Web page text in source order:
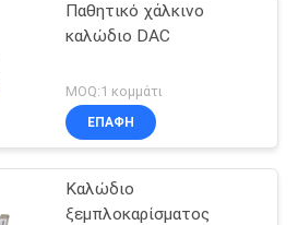
Παθητικό χάλκινο
καλώδιο DAC
MOQ:1 κομμάτι
ΕΠΑΦΉ
Καλώδιο
ξεμπλοκαρίσματος